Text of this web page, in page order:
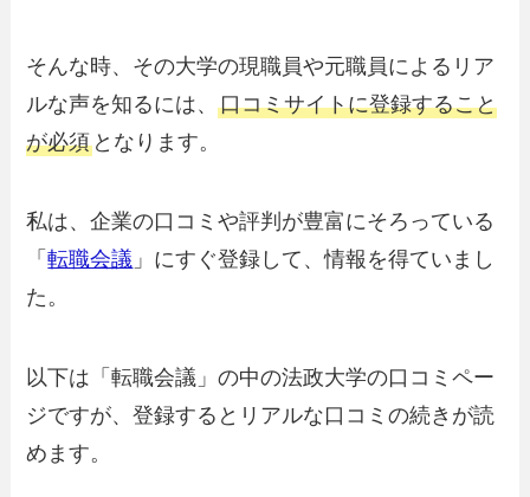
そんな時、その大学の現職員や元職員によるリア
ルな声を知るには、口コミサイトに登録すること
が必須 となります。
私は、企業の口コミや評判が豊富にそろっている
「転職会議 」にすぐ登録して、情報を得ていまし
た。
以下は「転職会議」の中の法政大学の口コミペー
ジですが、登録するとリアルな口コミの続きが読
めます。